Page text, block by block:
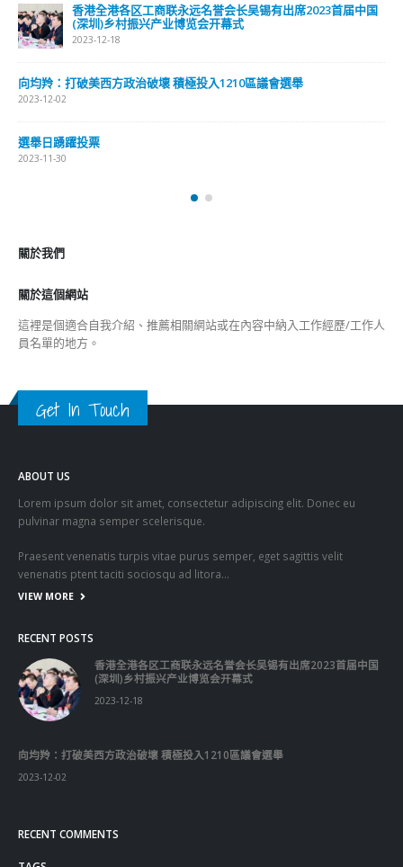
香港全港各区工商联永远名誉会长吴锡有出席2023首届中国
(深圳)乡村振兴产业博览会开幕式
2023-12-18
向均羚：打破美西方政治破壞 積極投入1210區議會選舉
2023-12-02
選舉日踴躍投票
2023-11-30
關於我們
關於這個網站
這裡是個適合自我介紹、推薦相關網站或在內容中納入工作經歷/工作人
員名單的地方。
Get In Touch
ABOUT US
Lorem ipsum dolor sit amet, consectetur adipiscing elit. Donec eu
pulvinar magna semper scelerisque.
Praesent venenatis turpis vitae purus semper, eget sagittis velit
venenatis ptent taciti sociosqu ad litora…
VIEW MORE
RECENT POSTS
香港全港各区工商联永远名誉会长吴锡有出席2023首届中国
(深圳)乡村振兴产业博览会开幕式
2023-12-18
向均羚：打破美西方政治破壞 積極投入1210區議會選舉
2023-12-02
RECENT COMMENTS